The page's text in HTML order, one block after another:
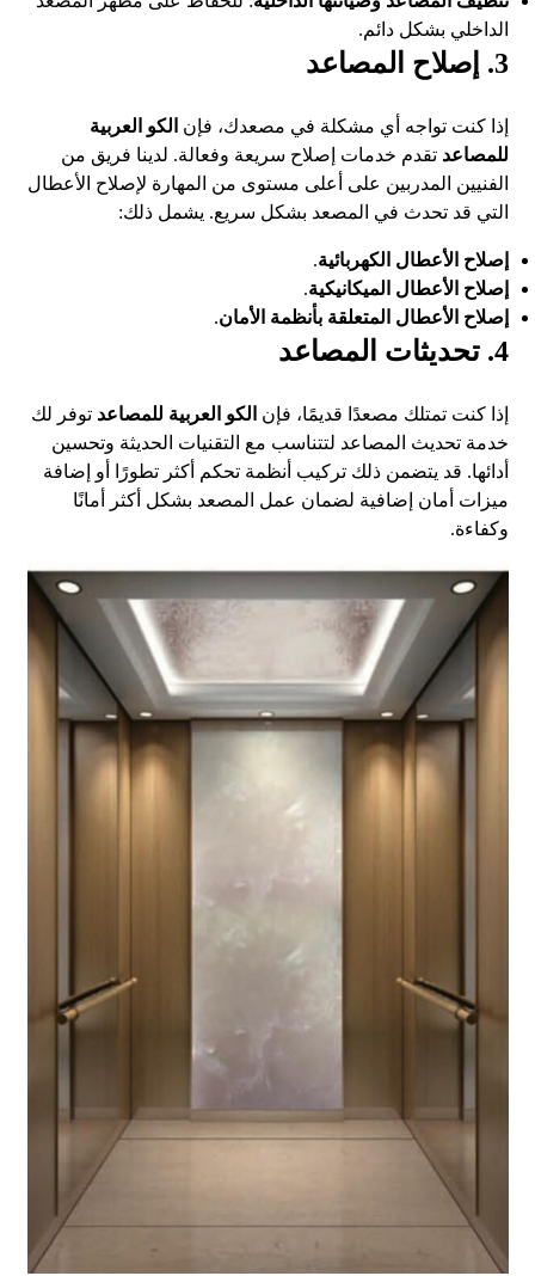
الداخلي بشكل دائم.
3. إصلاح المصاعد
إذا كنت تواجه أي مشكلة في مصعدك، فإن الكو العربية
للمصاعد تقدم خدمات إصلاح سريعة وفعالة. لدينا فريق من
الفنيين المدربين على أعلى مستوى من المهارة لإصلاح الأعطال
التي قد تحدث في المصعد بشكل سريع. يشمل ذلك:
إصلاح الأعطال الكهربائية.
إصلاح الأعطال الميكانيكية.
إصلاح الأعطال المتعلقة بأنظمة الأمان.
4. تحديثات المصاعد
إذا كنت تمتلك مصعدًا قديمًا، فإن الكو العربية للمصاعد توفر لك
خدمة تحديث المصاعد لتتناسب مع التقنيات الحديثة وتحسين
أدائها. قد يتضمن ذلك تركيب أنظمة تحكم أكثر تطورًا أو إضافة
ميزات أمان إضافية لضمان عمل المصعد بشكل أكثر أمانًا
وكفاءة.